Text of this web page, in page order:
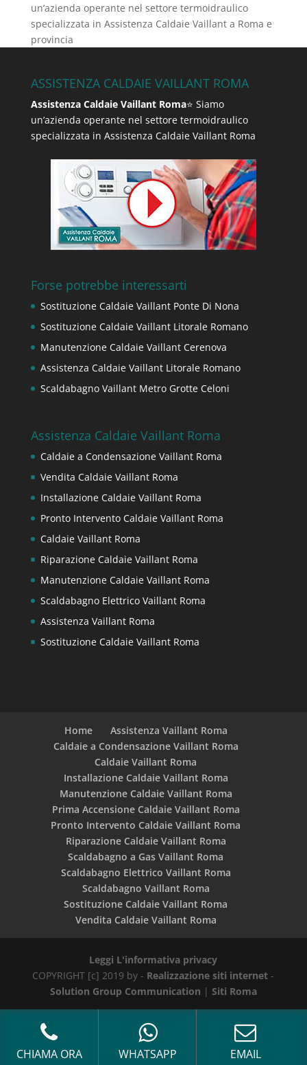
un’azienda operante nel settore termoidraulico
specializzata in Assistenza Caldaie Vaillant a Roma e
provincia
ASSISTENZA CALDAIE VAILLANT ROMA
Assistenza Caldaie Vaillant Roma⭐ Siamo
un’azienda operante nel settore termoidraulico
specializzata in Assistenza Caldaie Vaillant Roma
Forse potrebbe interessarti
Sostituzione Caldaie Vaillant Ponte Di Nona
Sostituzione Caldaie Vaillant Litorale Romano
Manutenzione Caldaie Vaillant Cerenova
Assistenza Caldaie Vaillant Litorale Romano
Scaldabagno Vaillant Metro Grotte Celoni
Assistenza Caldaie Vaillant Roma
Caldaie a Condensazione Vaillant Roma
Vendita Caldaie Vaillant Roma
Installazione Caldaie Vaillant Roma
Pronto Intervento Caldaie Vaillant Roma
Caldaie Vaillant Roma
Riparazione Caldaie Vaillant Roma
Manutenzione Caldaie Vaillant Roma
Scaldabagno Elettrico Vaillant Roma
Assistenza Vaillant Roma
Sostituzione Caldaie Vaillant Roma
Home
Assistenza Vaillant Roma
Caldaie a Condensazione Vaillant Roma
Caldaie Vaillant Roma
Installazione Caldaie Vaillant Roma
Manutenzione Caldaie Vaillant Roma
Prima Accensione Caldaie Vaillant Roma
Pronto Intervento Caldaie Vaillant Roma
Riparazione Caldaie Vaillant Roma
Scaldabagno a Gas Vaillant Roma
Scaldabagno Elettrico Vaillant Roma
Scaldabagno Vaillant Roma
Sostituzione Caldaie Vaillant Roma
Vendita Caldaie Vaillant Roma
Leggi L'informativa privacy
COPYRIGHT [c] 2019 by - Realizzazione siti internet -
Solution Group Communication | Siti Roma
CHIAMA ORA WHATSAPP EMAIL